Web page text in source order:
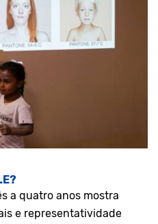
a quatro anos mostra
e representatividade